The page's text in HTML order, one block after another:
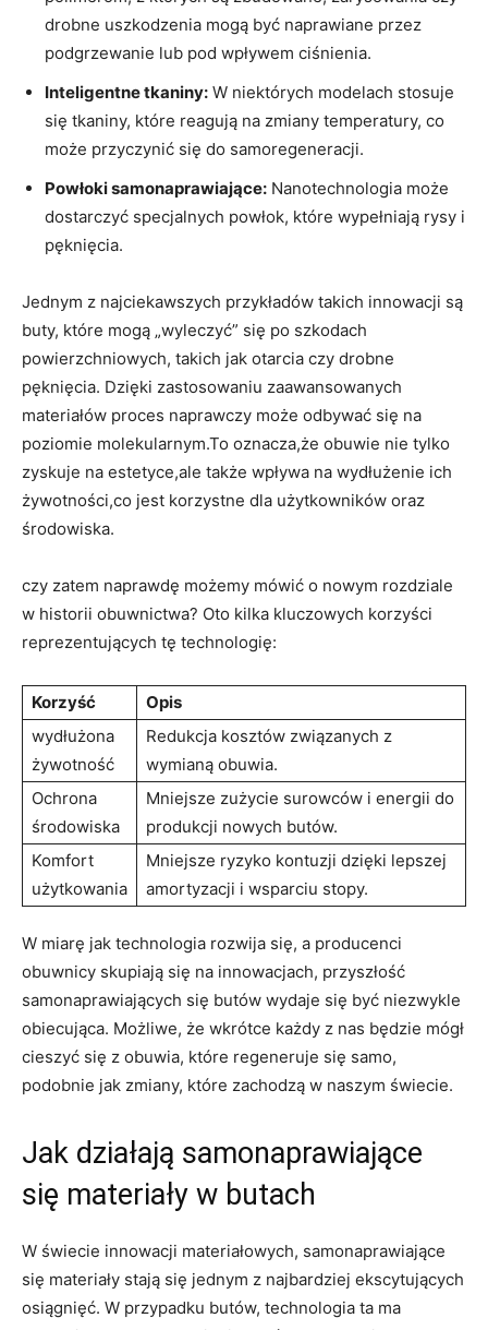
drobne uszkodzenia mogą być naprawiane przez
podgrzewanie lub pod wpływem ciśnienia.
Inteligentne tkaniny: W niektórych modelach stosuje
się tkaniny, które reagują na zmiany temperatury, co
może przyczynić się do samoregeneracji.
Powłoki samonaprawiające: Nanotechnologia może
dostarczyć specjalnych powłok, które wypełniają rysy i
pęknięcia.
Jednym z najciekawszych przykładów takich innowacji są
buty, które mogą „wyleczyć” się po szkodach
powierzchniowych, takich jak otarcia czy drobne
pęknięcia. Dzięki zastosowaniu zaawansowanych
materiałów proces naprawczy może odbywać się na
poziomie molekularnym.To oznacza,że obuwie nie tylko
zyskuje na estetyce,ale także wpływa na wydłużenie ich
żywotności,co jest korzystne dla użytkowników oraz
środowiska.
czy zatem naprawdę możemy mówić o nowym rozdziale
w historii obuwnictwa? Oto kilka kluczowych korzyści
reprezentujących tę technologię:
Korzyść
Opis
wydłużona
żywotność
Redukcja kosztów związanych z
wymianą obuwia.
Ochrona
środowiska
Mniejsze zużycie surowców i energii do
produkcji nowych butów.
Komfort
użytkowania
Mniejsze ryzyko kontuzji dzięki lepszej
amortyzacji i wsparciu stopy.
W miarę jak technologia rozwija się, a producenci
obuwnicy skupiają się na innowacjach, przyszłość
samonaprawiających się butów wydaje się być niezwykle
obiecująca. Możliwe, że wkrótce każdy z nas będzie mógł
cieszyć się z obuwia, które regeneruje się samo,
podobnie jak zmiany, które zachodzą w naszym świecie.
Jak działają samonaprawiające
się materiały w butach
W świecie innowacji materiałowych, samonaprawiające
się materiały stają się jednym z najbardziej ekscytujących
osiągnięć. W przypadku butów, technologia ta ma